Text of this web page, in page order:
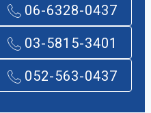
06-6328-0437
03-5815-3401
052-563-0437